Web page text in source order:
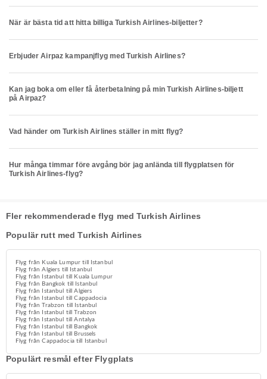
När är bästa tid att hitta billiga Turkish Airlines-biljetter?
Erbjuder Airpaz kampanjflyg med Turkish Airlines?
Kan jag boka om eller få återbetalning på min Turkish Airlines-biljett
på Airpaz?
Vad händer om Turkish Airlines ställer in mitt flyg?
Hur många timmar före avgång bör jag anlända till flygplatsen för
Turkish Airlines-flyg?
Fler rekommenderade flyg med Turkish Airlines
Populär rutt med Turkish Airlines
Flyg från Kuala Lumpur till Istanbul
Flyg från Algiers till Istanbul
Flyg från Istanbul till Kuala Lumpur
Flyg från Bangkok till Istanbul
Flyg från Istanbul till Algiers
Flyg från Istanbul till Cappadocia
Flyg från Trabzon till Istanbul
Flyg från Istanbul till Trabzon
Flyg från Istanbul till Antalya
Flyg från Istanbul till Bangkok
Flyg från Istanbul till Brussels
Flyg från Cappadocia till Istanbul
Populärt resmål efter Flygplats